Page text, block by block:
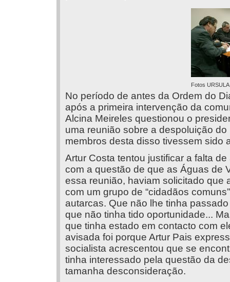
Fotos
No período de antes da Ordem do
após a primeira intervenção da
Alcina Meireles questionou o
uma reunião sobre a despoluição
membros desta disso tivessem sido
Artur Costa tentou justificar a falta
com a questão de que as Águas de
essa reunião, haviam solicitado que
com um grupo de “cidadãos
autarcas. Que não lhe tinha
que não tinha tido oportunidade...
que tinha estado em contacto com
avisada foi porque Artur Pais
socialista acrescentou que se
tinha interessado pela questão da
tamanha desconsideração.